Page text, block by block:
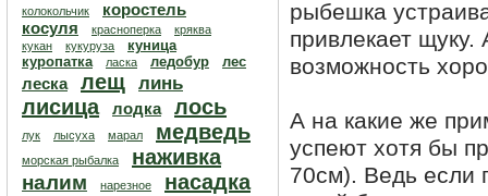
колокольчик
коростель
косуля
красноперка
кряква
кукан
кукуруза
куница
куропатка
ласка ледобур лес
леска лещ линь
лисица лодка лось
лук лысуха марал медведь
морская рыбалка наживка
налим нарезное насадка
рыбешка
привлекает щуку.
возможность
А на какие же
успеют хотя бы
70см). Ведь если